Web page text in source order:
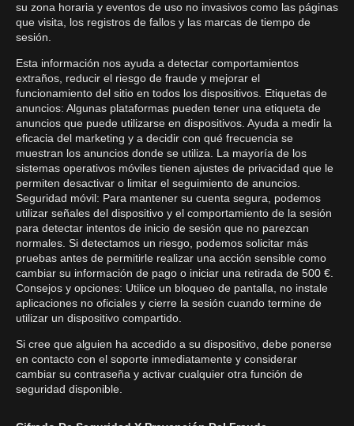
su zona horaria y eventos de uso no invasivos como las páginas
que visita, los registros de fallos y las marcas de tiempo de
sesión.
Esta información nos ayuda a detectar comportamientos
extraños, reducir el riesgo de fraude y mejorar el
funcionamiento del sitio en todos los dispositivos. Etiquetas de
anuncios: Algunas plataformas pueden tener una etiqueta de
anuncios que puede utilizarse en dispositivos. Ayuda a medir la
eficacia del marketing y a decidir con qué frecuencia se
muestran los anuncios donde se utiliza. La mayoría de los
sistemas operativos móviles tienen ajustes de privacidad que le
permiten desactivar o limitar el seguimiento de anuncios.
Seguridad móvil: Para mantener su cuenta segura, podemos
utilizar señales del dispositivo y el comportamiento de la sesión
para detectar intentos de inicio de sesión que no parezcan
normales. Si detectamos un riesgo, podemos solicitar más
pruebas antes de permitirle realizar una acción sensible como
cambiar su información de pago o iniciar una retirada de 500 €.
Consejos y opciones: Utilice un bloqueo de pantalla, no instale
aplicaciones no oficiales y cierre la sesión cuando termine de
utilizar un dispositivo compartido.
Si cree que alguien ha accedido a su dispositivo, debe ponerse
en contacto con el soporte inmediatamente y considerar
cambiar su contraseña y activar cualquier otra función de
seguridad disponible.